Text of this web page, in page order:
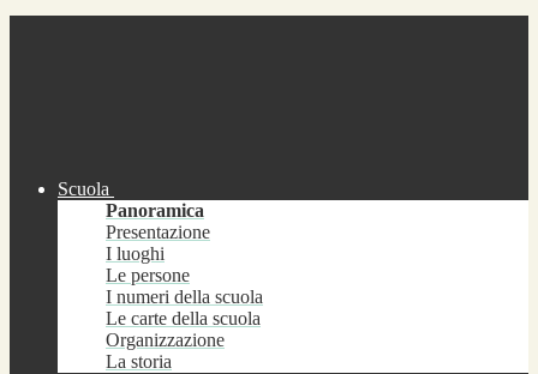
Scuola
Panoramica
Presentazione
I luoghi
Le persone
I numeri della scuola
Le carte della scuola
Organizzazione
La storia